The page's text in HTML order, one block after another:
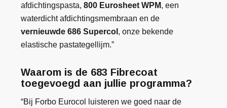
afdichtingspasta,800 Eurosheet WPM, een
waterdicht afdichtingsmembraan en de
vernieuwde 686 Supercol , onze bekende
elastische pastategellijm.”
Waarom is de 683 Fibrecoat
toegevoegd aan jullie programma?
“Bij Forbo Eurocol luisteren we goed naar de